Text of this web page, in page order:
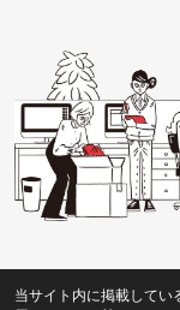
当サイト内に掲載して